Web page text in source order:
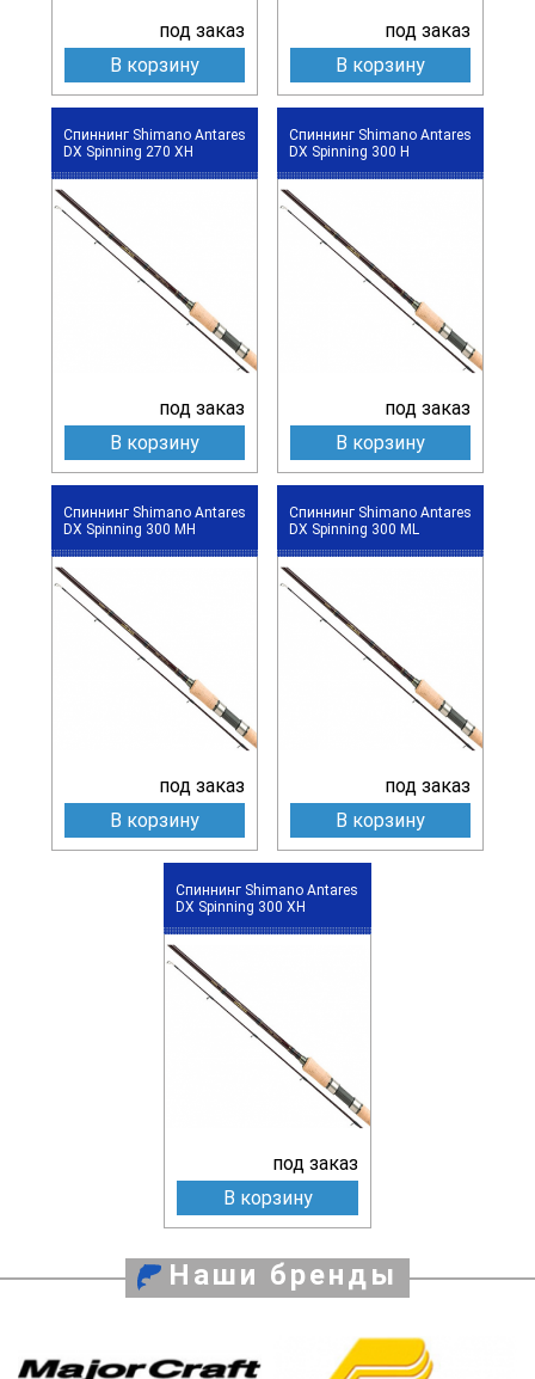
под заказ
В корзину
под заказ
В корзину
Спиннинг Shimano Antares
DX Spinning 270 XH
под заказ
В корзину
Спиннинг Shimano Antares
DX Spinning 300 H
под заказ
В корзину
Спиннинг Shimano Antares
DX Spinning 300 MH
под заказ
В корзину
Спиннинг Shimano Antares
DX Spinning 300 ML
под заказ
В корзину
Спиннинг Shimano Antares
DX Spinning 300 XH
под заказ
В корзину
Наши бренды